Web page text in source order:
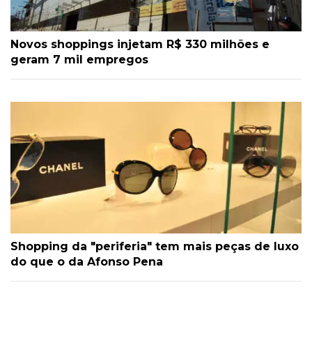
Novos shoppings injetam R$ 330 milhões e
geram 7 mil empregos
Shopping da "periferia" tem mais peças de luxo
do que o da Afonso Pena